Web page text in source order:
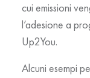
cui emissioni
l’adesione a
Up2You.
Alcuni esempi